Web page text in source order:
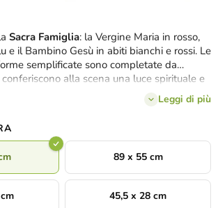
Sacra Famiglia: la Vergine Maria in rosso,
e il Bambino Gesù in abiti bianchi e rossi. Le
semplificate sono completate da
alla scena una luce spirituale e
Grazie ai colori tenui e all'atmosfera
quadro è un complemento bello e delicato
e della vicinanza familiare.
Leggi di più
89 x 55 cm
45,5 x 28 cm